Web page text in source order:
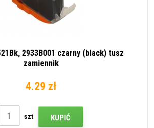
2933B001 czarny (black) tusz
zamiennik
4.29 zł
szt KUPIĆ